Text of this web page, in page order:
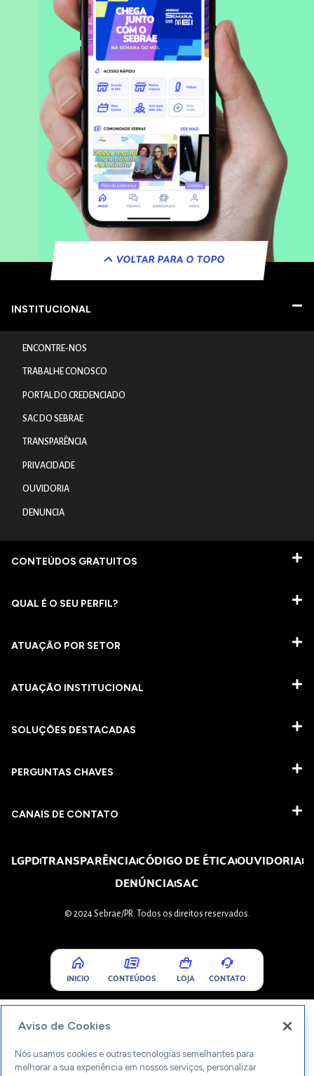
VOLTAR PARA O TOPO
INSTITUCIONAL
ENCONTRE-NOS
TRABALHE CONOSCO
PORTAL DO CREDENCIADO
SAC DO SEBRAE
TRANSPARÊNCIA
PRIVACIDADE
OUVIDORIA
DENUNCIA
CONTEÚDOS GRATUITOS
QUAL É O SEU PERFIL?
ATUAÇÃO POR SETOR
ATUAÇÃO INSTITUCIONAL
SOLUÇÕES DESTACADAS
PERGUNTAS CHAVES​
CANAIS DE CONTATO
LGPDTRANSPARÊNCIACÓDIGO DE ÉTICAOUVIDORIA
DENÚNCIASAC
© 2024 Sebrae/PR. Todos os direitos reservados.
INICIO CONTEÚDOS LOJA CONTATO
Aviso de Cookies
Nós usamos cookies e outras tecnologias semelhantes para
melhorar a sua experiência em nossos serviços, personalizar